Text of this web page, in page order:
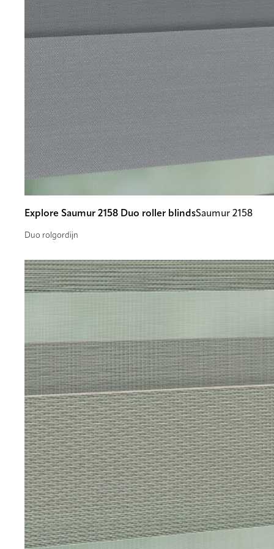
Explore Saumur 2158 Duo roller blindsSaumur 2158
Duo rolgordijn